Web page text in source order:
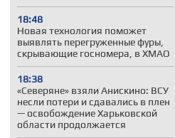
18:48
Новая технология поможет
выявлять перегруженные фуры,
скрывающие госномера, в ХМАО
18:38
«Северяне» взяли Анискино: ВСУ
несли потери и сдавались в плен
— освобождение Харьковской
области продолжается